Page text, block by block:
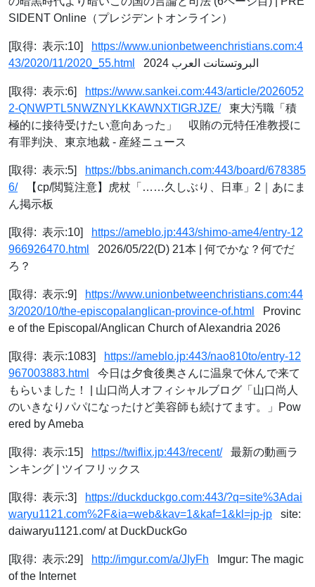
SIDENT Online（プレジデントオンライン）
[取得: 表示:10]
https://www.unionbetweenchristians.com:4
43/2020/11/2020_55.html
البروتستانت العرب 2024
[取得: 表示:6]
https://www.sankei.com:443/article/2026052
2-QNWPTL5NWZNYLKKAWNXTIGRJZE/東大汚職「積
極的に接待受けたい意向あった」 収賄の元特任准教授に
有罪判決、東京地裁 - 産経ニュース
[取得: 表示:5]
https://bbs.animanch.com:443/board/678385
6/【cp/閲覧注意】虎杖「……久しぶり、日車」2｜あにま
ん掲示板
[取得: 表示:10]
https://ameblo.jp:443/shimo-ame4/entry-12
966926470.html
2026/05/22(D) 21本 | 何でかな？何でだ
ろ？
[取得: 表示:9]
https://www.unionbetweenchristians.com:44
3/2020/10/the-episcopalanglican-province-of.html
Provinc
e of the Episcopal/Anglican Church of Alexandria 2026
[取得: 表示:1083]
https://ameblo.jp:443/nao810to/entry-12
967003883.html
今日は夕食後奥さんに温泉で休んで来て
もらいました！ | 山口尚人オフィシャルブログ「山口尚人
のいきなりパパになったけど美容師も続けてます。」Pow
ered by Ameba
[取得: 表示:15] https://twiflix.jp:443/recent/最新の動画ラ
ンキング | ツイフリックス
[取得: 表示:3]
https://duckduckgo.com:443/?q=site%3Adai
waryu1121.com%2F&ia=web&kav=1&kaf=1&kl=jp-jp site:
daiwaryu1121.com/ at DuckDuckGo
[取得: 表示:29] http://imgur.com/a/JIyFh Imgur: The magic
of the Internet